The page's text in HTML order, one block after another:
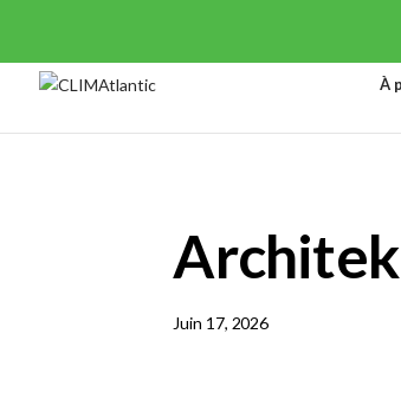
À
Architek
Juin 17, 2026